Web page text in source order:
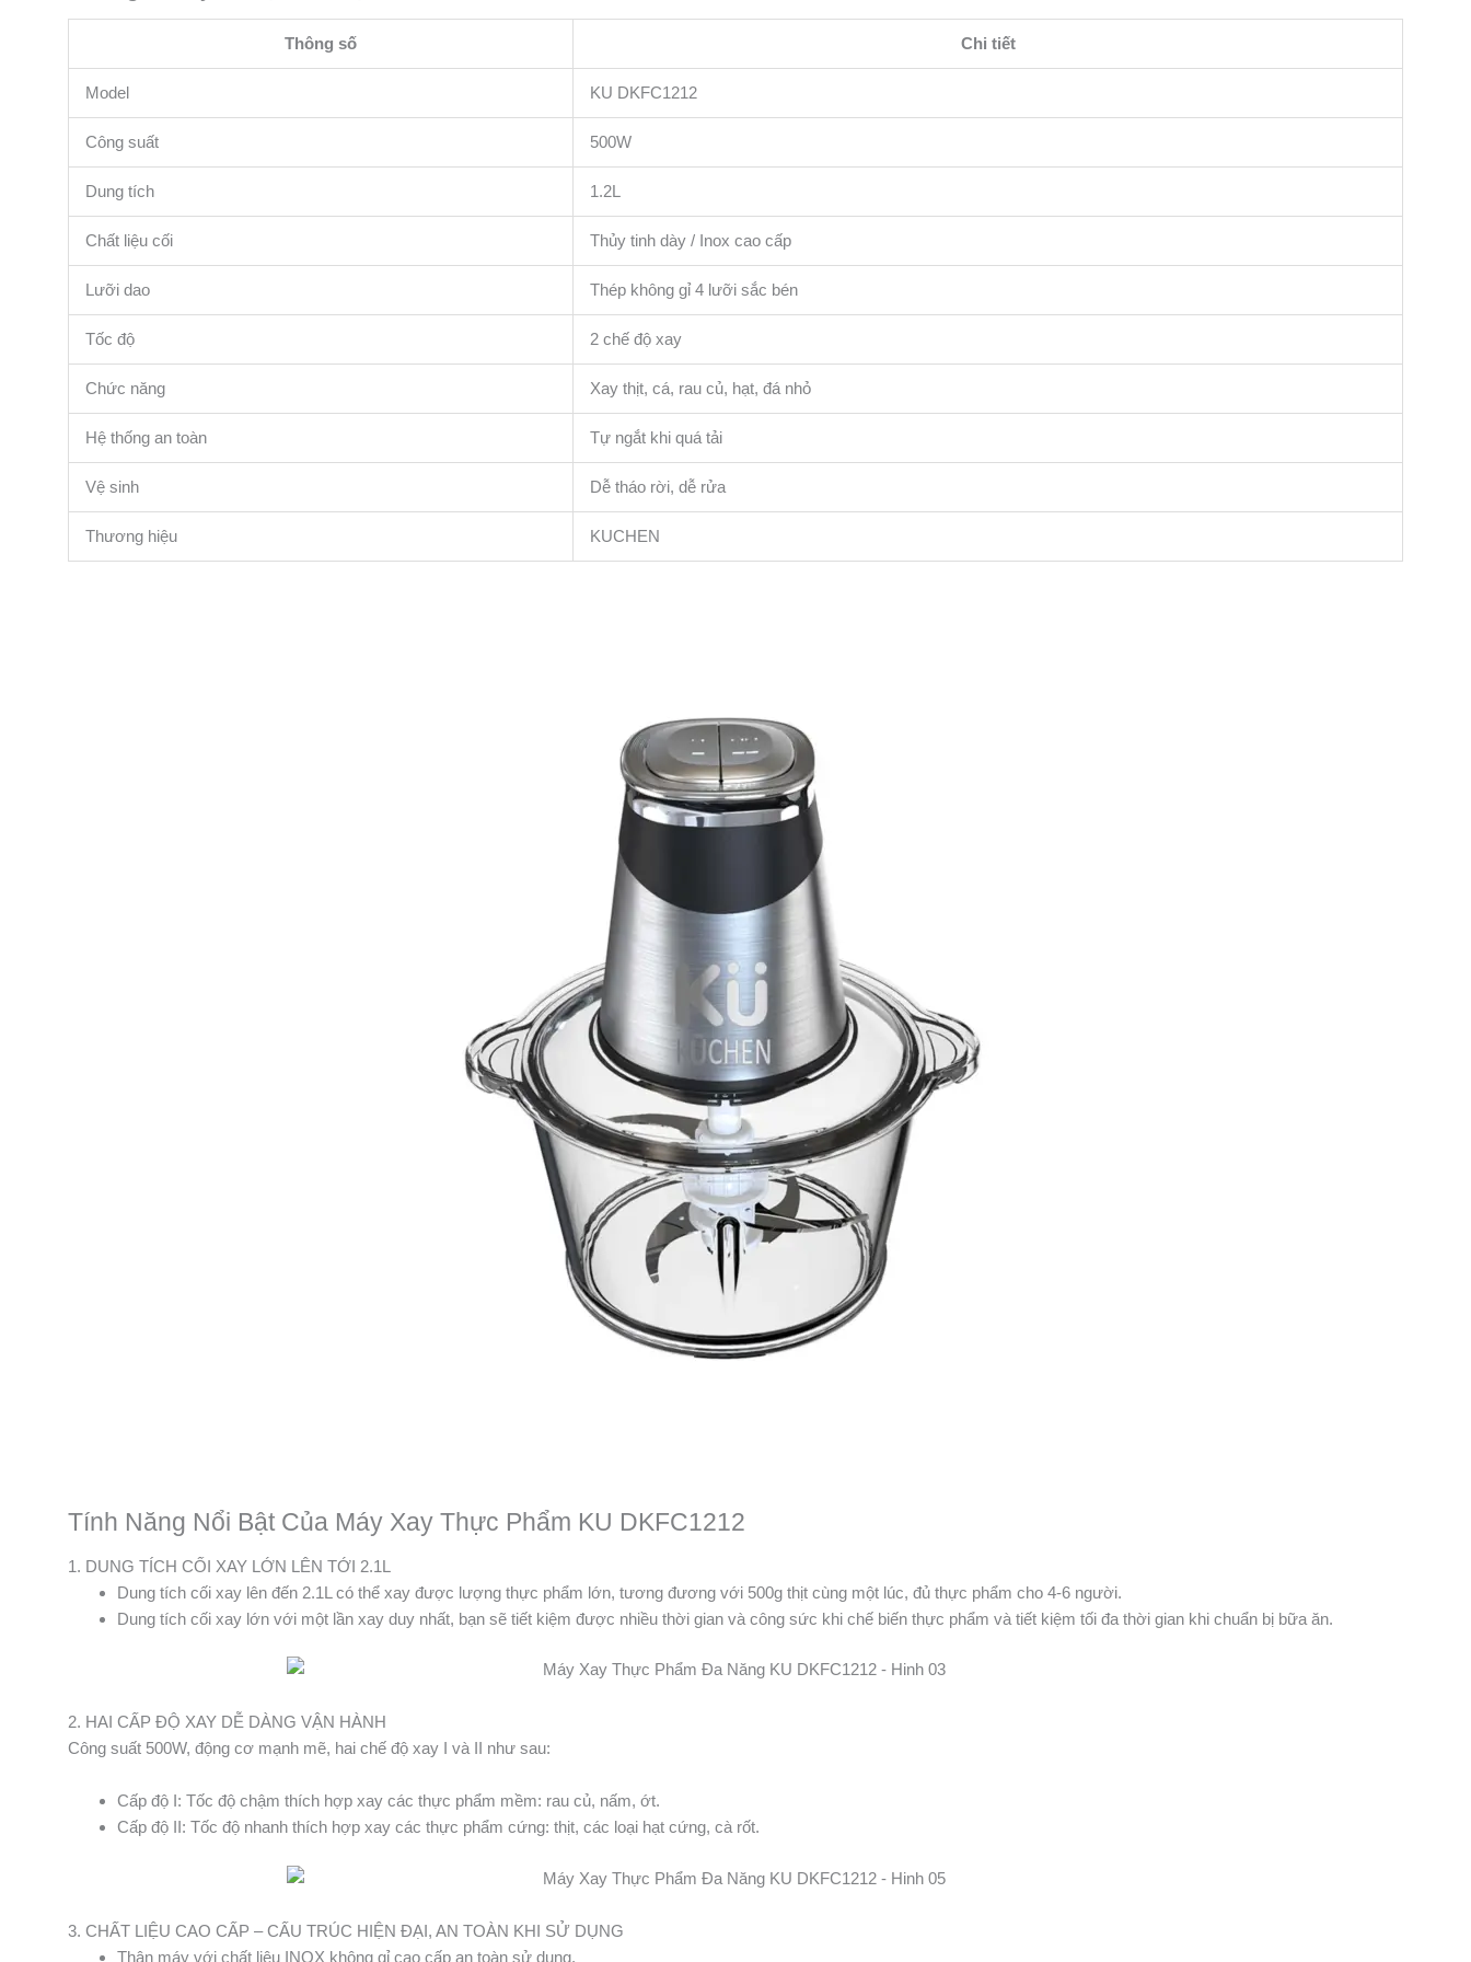
Thông số Chi tiết
Model KU DKFC1212
Công suất 500W
Dung tích 1.2L
Chất liệu cối Thủy tinh dày / Inox cao cấp
Lưỡi dao Thép không gỉ 4 lưỡi sắc bén
Tốc độ 2 chế độ xay
Chức năng Xay thịt, cá, rau củ, hạt, đá nhỏ
Hệ thống an toàn Tự ngắt khi quá tải
Vệ sinh Dễ tháo rời, dễ rửa
Thương hiệu KUCHEN
Tính Năng Nổi Bật Của Máy Xay Thực Phẩm KU DKFC1212
1. DUNG TÍCH CỐI XAY LỚN LÊN TỚI 2.1L
Dung tích cối xay lên đến 2.1L có thể xay được lượng thực phẩm lớn, tương đương với 500g thịt cùng một lúc, đủ thực phẩm cho 4-6 người.
Dung tích cối xay lớn với một lần xay duy nhất, bạn sẽ tiết kiệm được nhiều thời gian và công sức khi chế biến thực phẩm và tiết kiệm tối đa thời gian khi chuẩn bị bữa ăn.
2. HAI CẤP ĐỘ XAY DỄ DÀNG VẬN HÀNH
Công suất 500W, động cơ mạnh mẽ, hai chế độ xay I và II như sau:
Cấp độ I: Tốc độ chậm thích hợp xay các thực phẩm mềm: rau củ, nấm, ớt.
Cấp độ II: Tốc độ nhanh thích hợp xay các thực phẩm cứng: thịt, các loại hạt cứng, cà rốt.
3. CHẤT LIỆU CAO CẤP – CẤU TRÚC HIỆN ĐẠI, AN TOÀN KHI SỬ DỤNG
Thân máy với chất liệu INOX không gỉ cao cấp an toàn sử dụng.